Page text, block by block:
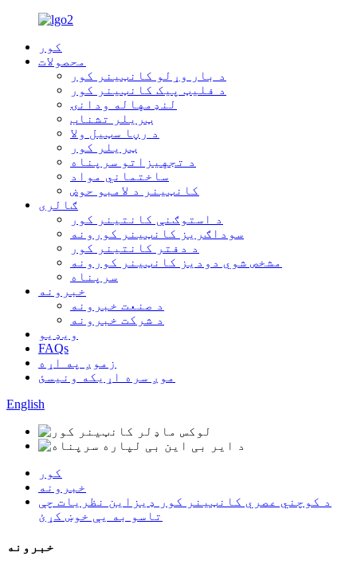
کور
محصولات
د بار وړلو کانټینر کور
د فلیټ پیک کانټینر کور
لنډمهاله ودانۍ
ټریلر تشناب
د رڼا سټیل ولا
ټریلر کور
د تجهیزاتو سرپناه
ساختماني مواد
کانټینر د لامبو حوض
ګالری
د استوګنې کانتینر کور
سوداګریز کانټینر کورونه
د دفتر کانتینر کور
مشخص شوي دودیز کانټینر کورونه
سرپناه
خبرونه
د صنعت خبرونه
د شرکت خبرونه
ویډیو
FAQs
زموږ په اړه
موږ سره اړیکه ونیسئ
English
کور
خبرونه
د کوچني عصري کانټینر کور ډیزاین نظریات چې
تاسو به یې خوښ کړئ
خبرونه